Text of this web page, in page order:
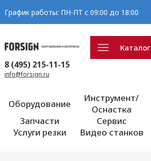
График работы: ПН-ПТ с 09:00 до 18:00
Каталог
8 (495) 215-11-15
info@forsign.ru
Оборудование
Инструмент/
Оснастка
Запчасти
Сервис
Услуги резки
Видео станков